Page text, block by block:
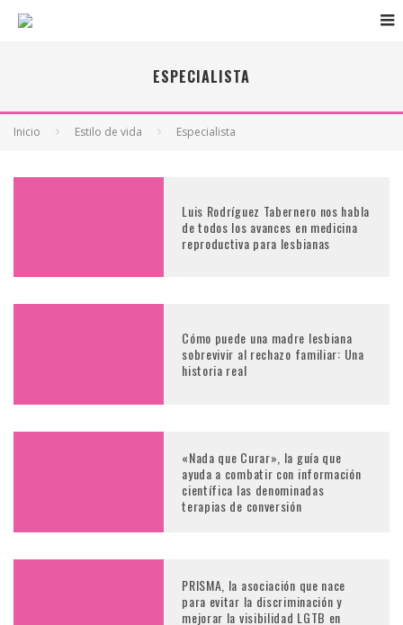
ESPECIALISTA
Inicio Estilo de vida Especialista
Luis Rodríguez Tabernero nos habla
de todos los avances en medicina
reproductiva para lesbianas
Cómo puede una madre lesbiana
sobrevivir al rechazo familiar: Una
historia real
«Nada que Curar», la guía que
ayuda a combatir con información
científica las denominadas
terapias de conversión
PRISMA, la asociación que nace
para evitar la discriminación y
mejorar la visibilidad LGTB en